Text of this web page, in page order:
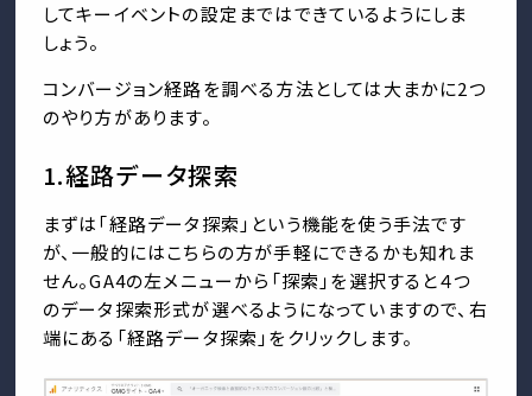
してキーイベントの設定まではできているようにしま
しょう。
コンバージョン経路を調べる方法としては大まかに2つ
のやり方があります。
1.経路データ探索
まずは「経路データ探索」という機能を使う手法です
が、一般的にはこちらの方が手軽にできるかも知れま
せん。GA4の左メニューから「探索」を選択すると４つ
のデータ探索形式が選べるようになっていますので、右
端にある「経路データ探索」をクリックします。